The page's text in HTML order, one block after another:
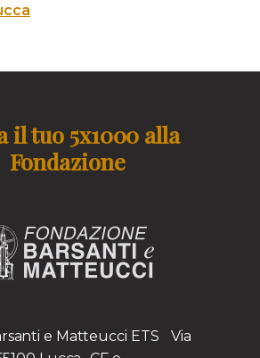
il tuo 5x1000 alla
Fondazione
e Matteucci ETS Via